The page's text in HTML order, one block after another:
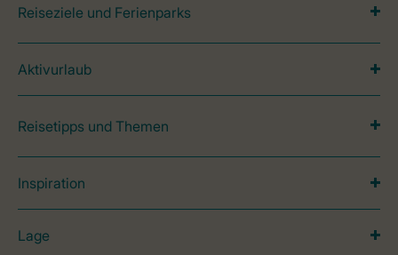
Reiseziele und Ferienparks
Aktivurlaub
Reisetipps und Themen
Inspiration
Lage